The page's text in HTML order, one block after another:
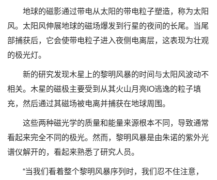
地球的磁影通过带电从太阳的带电粒子塑造，称为太阳
风。太阳风伸展地球的磁场爆发到行星的夜间的长尾。当尾
部捕获后，它会使带电粒子进入夜侧电离层，这表现为壮观
的极光灯。
新的研究发现木星上的黎明风暴的时间与太阳风波动不
相关。木星的磁极主要受到从其火山月亮IO逃逸的粒子填
充，然后通过其磁场被电离并捕获在地球周围。
这些两种磁光学的质量和能量来源根本不同，导致通常
看起来完全不同的极光。然而，黎明风暴是由朱诺的紫外光
谱仪解开的，看起来熟悉了研究人员。
“当我们看着整个黎明风暴序列时，我们忍不住注意，